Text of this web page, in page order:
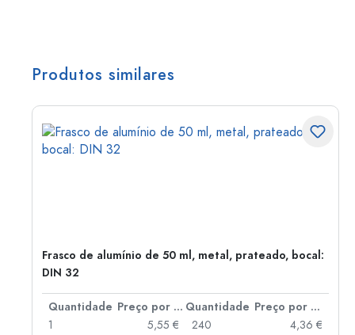
Produtos similares
Frasco de alumínio de 50 ml, metal, prateado, bocal:
DIN 32
Quantidade Preço por peça Quantidade
Preço por peça
1
5,55 €
240
4,36 €